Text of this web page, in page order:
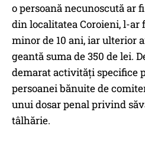
o persoană necunoscută
din localitatea Coroieni, l-ar
minor de 10 ani, iar ulterior
geantă suma de 350 de lei.
demarat activități specifice
persoanei bănuite de
unui dosar penal privind
tâlhărie.